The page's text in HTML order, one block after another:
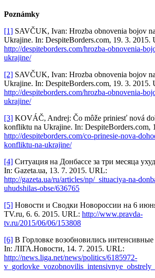
Poznámky
[1] SAVČUK, Ivan: Hrozba obnovenia bojov
Ukrajine. In: DespiteBorders.com, 19. 3. 2015.
http://despiteborders.com/hrozba-obnovenia-
ukrajine/
[2] SAVČUK, Ivan: Hrozba obnovenia bojov
Ukrajine. In: DespiteBorders.com, 19. 3. 2015.
http://despiteborders.com/hrozba-obnovenia-
ukrajine/
[3] KOVÁČ, Andrej: Čo môže priniesť nová
konfliktu na Ukrajine. In: DespiteBorders.com,
http://despiteborders.com/co-prinesie-nova-
konfliktu-na-ukrajine/
[4] Ситуация на Донбассе за три месяца
In: Gazeta.ua, 13. 7. 2015. URL:
http://gazeta.ua/ru/articles/np/_situaciya-na-
uhudshilas-obse/636765
[5] Новости и Сводки Новороссии на 6
TV.ru, 6. 6. 2015. URL: http://www.pravda-
tv.ru/2015/06/06/153808
[6] В Горловке возобновились
In: ЛІГА.Новости, 14. 7. 2015. URL:
http://news.liga.net/news/politics/6185972-